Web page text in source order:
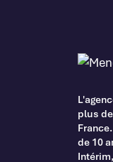
plus
de 10